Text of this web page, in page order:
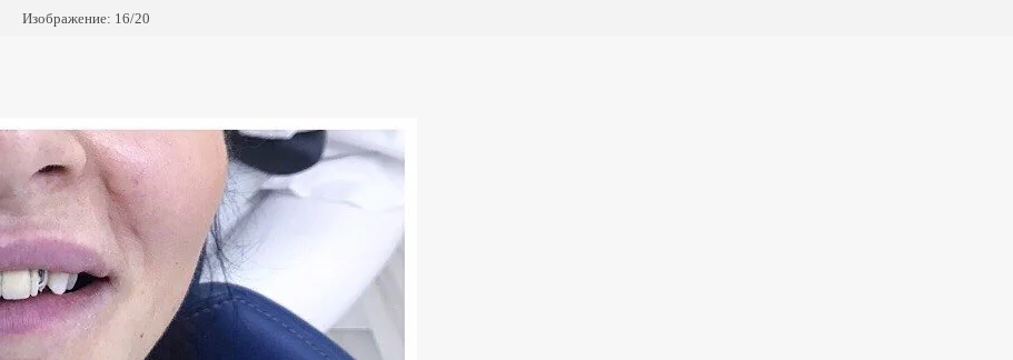
Изображение: 16/20